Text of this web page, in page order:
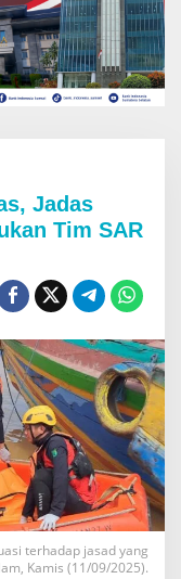
Jadas
Tim SAR
terhadap jasad yang
Kamis (11/09/2025).